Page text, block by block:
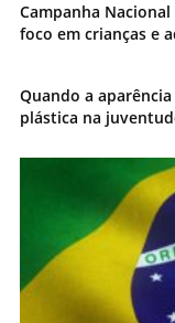
Campanha
foco em crianças e
Quando a
plástica na